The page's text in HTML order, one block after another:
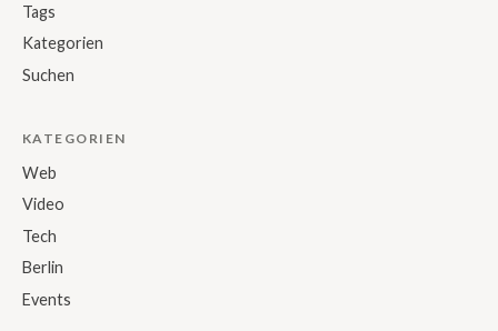
Tags
Kategorien
Suchen
KATEGORIEN
Web
Video
Tech
Berlin
Events